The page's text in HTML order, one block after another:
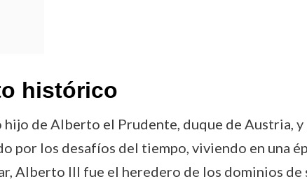
histórico
de Alberto el Prudente, duque de Austria,
por los desafíos del tiempo, viviendo en una
Alberto III fue el heredero de los dominios de